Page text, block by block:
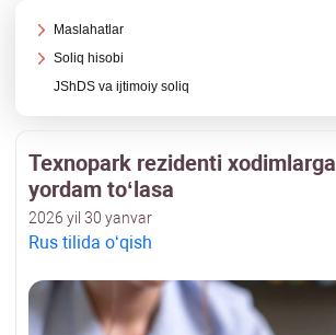
Maslahatlar
Soliq hisobi
JShDS va ijtimoiy soliq
Teхnopark rezidenti
yordam toʻlasa
2026 yil 30 yanvar
Rus tilida oʻqish